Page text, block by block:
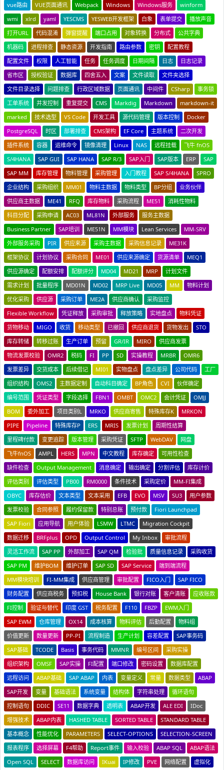
vue路由
VUE页面通讯 Webpack Windows Windows服务
winform
wmi
xlrd yaml YESCMS YESWEB开发框架 白象 表单提交
播放声音
打开URL
代码混淆 弹窗提醒 端口占用 对象转换 分布式
公共字典
机器码
进程排查 静态资源 开发指南 路由参数 密钥
配置教程
配置文件
权限 人工智能 任务 任务调度 日期间隔 日志
日志记录
省市区
授权验证 数据库 四舍五入 文案 文件读取
文件夹选择
文件目录选择
问题排查 行政区域数据 页面通讯 中间件 CSharp
事务锁
工单系统
并发控制 重复提交 CMS Markdig Markdown
markdown-it
marked
技术选型 VS Code 开发工具 源代码管理 版本控制
Docker
PostgreSQL
时区 部署排查 CMS架构 EF Core 主题系统
二次开发
插件系统
容器 运维命令 镜像清理 Linux NAS 远程挂载
飞牛 fnOS
S/4HANA
SAP GUI SAP HANA SAP R/3 SAP入门 SAP版本 ERP
SAP
SAP MM
库存管理 物料管理 采购管理 入门教程 SAP S/4HANA
SPRO
企业结构
采购组织 MM01 物料主数据 物料类型 BP分组
业务伙伴
供应商主数据
ME41 RFQ 库存物料 采购流程 ME51
消耗性物料
科目分配
采购申请 AC03 ML81N 外部服务
服务主数据
Business Partner
SAP培训 ME51N MM模块 Lean Services
MM-SRV
外部服务采购
PIR 供应来源 采购主数据 采购信息记录
ME31K
框架协议
计划协议 采购合同 ME01 供应来源确定 货源清单
MEQ1
供应源确定
配额安排 配额评分 MD04 MD21 MRP
计划文件
需求计划
批量程序 MD01N MD02 MRP Live MD05 MM
物料计划
优化采购
供应源 采购订单 ME2A 供应商确认
采购监控
Flexible Workflow
凭证释放 采购审批 释放策略 实地盘点
物料凭证
货物移动
MIGO 收货 移动类型 已撤回 供应商退货 货物发出
STO
库存转储
转移过账 生产订单 预留 GR/IR MIRO
供应商发票
物流发票校验
OMR2 税码 FI PP SD 实操教程 MRBR
OMR6
发票差异
交货成本 后续借记 MI01 实物盘点 盘点差异 公司代码
工厂
组织结构
OMS2 主数据定制 自动科目确定 BP角色 CVI
伙伴确定
编号范围
凭证类型 字段选择 FBN1 OMBT OMC2 会计凭证
OMJJ
BOM
委外加工 项目类别L MRKO 供应商寄售 特殊库存K
MRKON
PIPE
Pipeline 特殊库存P ERS MRIS 发票计划
周期性结算
里程碑付款
变更追踪 版本管理 采购凭证 SFTP WebDAV
网盘
飞牛fnOS
AMPL HERS MPN 中文教程 库存确定
可用性检查
缺件检查
Output Management 消息确定 输出确定 分割评估
库存计价
评估类别
评估类型 PB00 RM0000 条件技术 采购定价
MM-FI集成
OBYC
库存估价 文本类型 文本采用 EFB EVO MSV SU3
用户参数
发票校验
合同参照 履约保留款 特别总账 预付款
Fiori Launchpad
SAP Fiori
应用导航 用户体验 LSMW LTMC
Migration Cockpit
数据迁移
BRFplus OPD Output Control My Inbox
审批流程
灵活工作流
SAP PP 外部加工 SAP QM 检验批 质量信息记录
采购收货
SAP PM
维护BOM 维护订单 SAP SD SAP Service
端到端流程
MM模块培训
FI-MM集成 供应商管理 审批配置 FICO入门
SAP FICO
财务配置
供应商税务 预扣税 House Bank 银行对账 客户清账
应收账款
FI控制
验证与替代 印度 GST 税务配置 F110 FBZP
EWM入门
SAP EWM
仓库管理 OX14 成本核算 物料评估 后勤配置
物料组
价值更新
数量更新 PP-PI 流程制造 生产计划 容差配置
SAP事务码
SAP基础
TCODE Basis 事务代码 MMNR 编号区间
采购实操
组织架构
OMSF SAP实操 FI配置 端口修改 密码设置
数据库配置
远程访问
ABAP基础 SAP ABAP 内表 变量定义 常量 数据类型
ABAP
SAP开发
变量 基础语法 系统变量 结构体 字符串处理
循环语句
控制语句
DDIC SE11 数据字典 透明表 ABAP开发 ALE EDI
IDoc
增强技术
ABAP内表 HASHED TABLE SORTED TABLE
STANDARD TABLE
基本概念
性能优化 PARAMETERS SELECT-OPTIONS
SELECTION-SCREEN
报表程序
选择屏幕 F4帮助 Report事件 输入校验 ABAP SQL
ABAP语法
Open SQL
SELECT 数据库访问 IKuai IP修改 PVE 网络配置 虚拟化